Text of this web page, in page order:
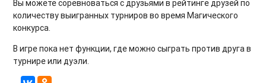
Вы можете соревноваться с друзьями в рейтинге друзей по
количеству выигранных турниров во время Магического
конкурса.
В игре пока нет функции, где можно сыграть против друга в
турнире или дуэли.